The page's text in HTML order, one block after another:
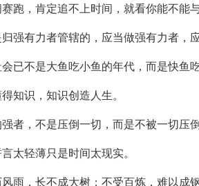
跑，肯定追不上时间，就看你能不能
强有力者管辖的，应当做强有力者，
已不是大鱼吃小鱼的年代，而是快鱼
知识，知识创造人生。
者，不是压倒一切，而是不被一切压倒
太轻薄只是时间太现实。
雨，长不成大树；不受百炼，难以成钢